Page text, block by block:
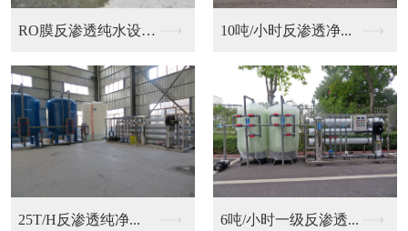
二级反渗透纯化水设备... 10吨/小时反渗透净...
6吨/小时一级反渗透... 20吨/小时西门子P...